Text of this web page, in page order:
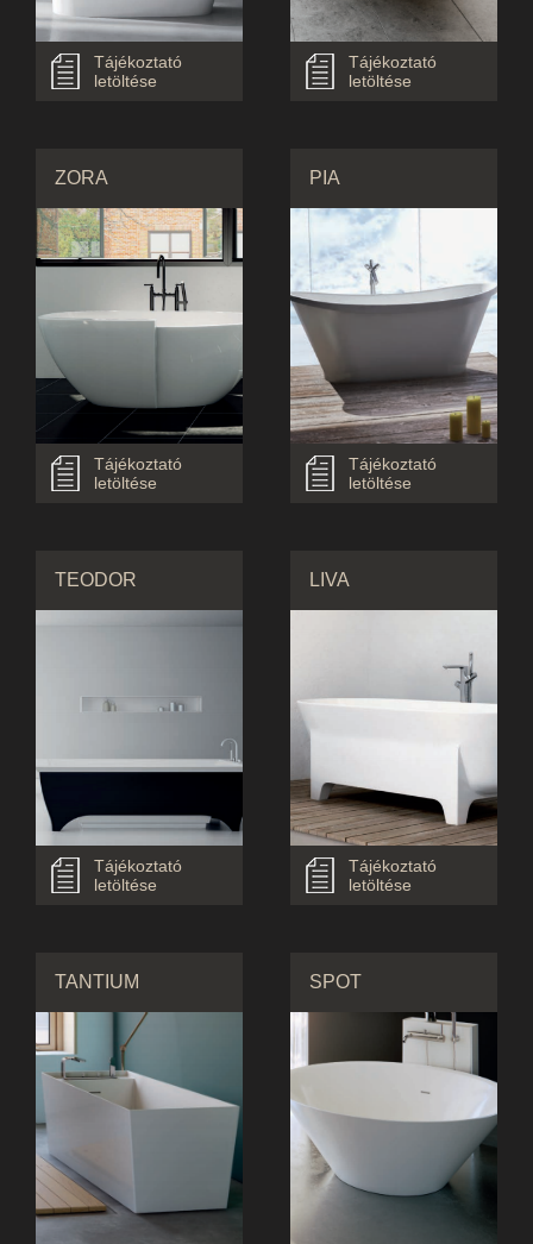
Tájékoztató
letöltése
Tájékoztató
letöltése
ZORA
Tájékoztató
letöltése
PIA
Tájékoztató
letöltése
TEODOR
Tájékoztató
letöltése
LIVA
Tájékoztató
letöltése
TANTIUM SPOT